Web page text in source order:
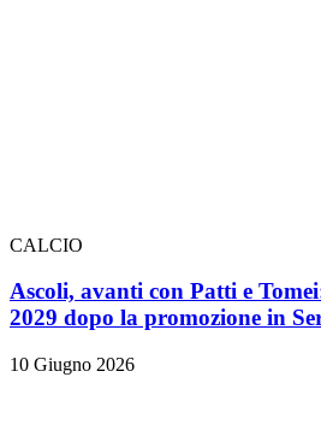
CALCIO
Ascoli, avanti con Patti e
2029 dopo la promozione in
10 Giugno 2026